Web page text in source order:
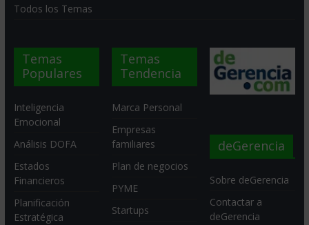
Todos los Temas
Temas
Populares
Inteligencia
Emocional
Análisis DOFA
Estados
Financieros
Planificación
Estratégica
Temas
Tendencia
Marca Personal
Empresas
familiares
Plan de negocios
PYME
Startups
deGerencia
Sobre deGerencia
Contactar a
deGerencia